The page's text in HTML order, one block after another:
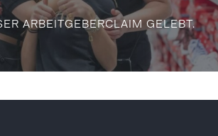
ARBEITGEBERCLAIM GELEBT.